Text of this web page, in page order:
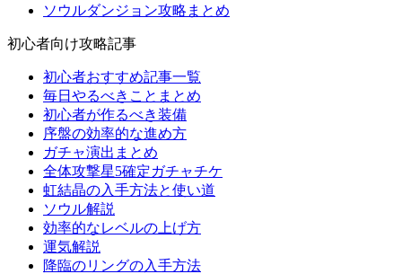
ソウルダンジョン攻略まとめ
初心者向け攻略記事
初心者おすすめ記事一覧
毎日やるべきことまとめ
初心者が作るべき装備
序盤の効率的な進め方
ガチャ演出まとめ
全体攻撃星5確定ガチャチケ
虹結晶の入手方法と使い道
ソウル解説
効率的なレベルの上げ方
運気解説
降臨のリングの入手方法